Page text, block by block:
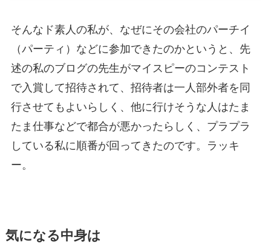
そんなド素人の私が、なぜにその会社のパーチイ
（パーティ）などに参加できたのかというと、先
述の私のブログの先生がマイスピーのコンテスト
で入賞して招待されて、招待者は一人部外者を同
行させてもよいらしく、他に行けそうな人はたま
たま仕事などで都合が悪かったらしく、プラプラ
している私に順番が回ってきたのです。ラッキ
ー。
気になる中身は